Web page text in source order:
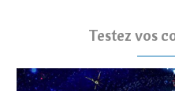
Testez vos